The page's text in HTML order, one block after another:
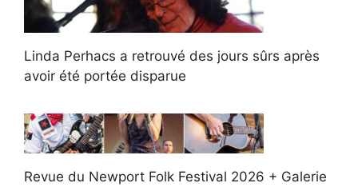
Linda Perhacs a retrouvé des jours sûrs après
avoir été portée disparue
Revue du Newport Folk Festival 2026 + Galerie